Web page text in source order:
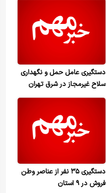
دستگیری عامل حمل و نگهداری
سلاح غیرمجاز در شرق تهران
دستگیری ۳۵ نفر از عناصر وطن
فروش در ۹ استان